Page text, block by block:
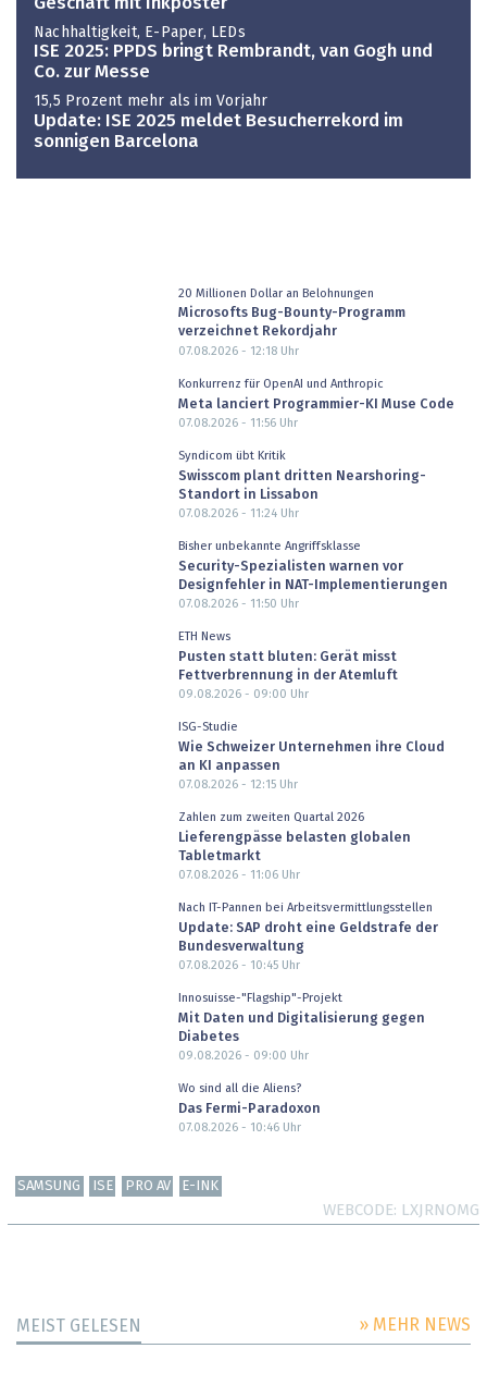
Geschäft mit Inkposter
Nachhaltigkeit, E-Paper, LEDs
ISE 2025: PPDS bringt Rembrandt, van Gogh und
Co. zur Messe
15,5 Prozent mehr als im Vorjahr
Update: ISE 2025 meldet Besucherrekord im
sonnigen Barcelona
20 Millionen Dollar an Belohnungen
Microsofts Bug-Bounty-Programm
verzeichnet Rekordjahr
07.08.2026 - 12:18Uhr
Konkurrenz für OpenAI und Anthropic
Meta lanciert Programmier-KI Muse Code
07.08.2026 - 11:56Uhr
Syndicom übt Kritik
Swisscom plant dritten Nearshoring-
Standort in Lissabon
07.08.2026 - 11:24Uhr
Bisher unbekannte Angriffsklasse
Security-Spezialisten warnen vor
Designfehler in NAT-Implementierungen
07.08.2026 - 11:50 Uhr
ETH News
Pusten statt bluten: Gerät misst
Fettverbrennung in der Atemluft
09.08.2026 - 09:00 Uhr
ISG-Studie
Wie Schweizer Unternehmen ihre Cloud
an KI anpassen
07.08.2026 - 12:15Uhr
Zahlen zum zweiten Quartal 2026
Lieferengpässe belasten globalen
Tabletmarkt
07.08.2026 - 11:06Uhr
Nach IT-Pannen bei Arbeitsvermittlungsstellen
Update: SAP droht eine Geldstrafe der
Bundesverwaltung
07.08.2026 - 10:45Uhr
Innosuisse-"Flagship"-Projekt
Mit Daten und Digitalisierung gegen
Diabetes
09.08.2026 - 09:00 Uhr
Wo sind all die Aliens?
Das Fermi-Paradoxon
07.08.2026 - 10:46Uhr
SAMSUNG ISE PRO AV E-INK
WEBCODE LXJRNOMG
MEIST GELESEN » MEHR NEWS